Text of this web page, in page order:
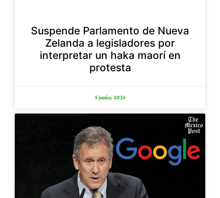
Suspende Parlamento de Nueva
Zelanda a legisladores por
interpretar un haka maorí en
protesta
5 junio, 2025